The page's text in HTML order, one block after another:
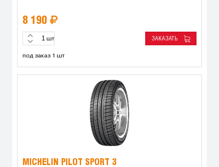
8 190
шт ЗАКАЗАТЬ
под заказ 1 шт
MICHELIN PILOT SPORT 3